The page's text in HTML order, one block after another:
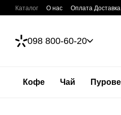
Перейти к основному контенту
Каталог О нас Оплата
098 800-60-20
Кофе Чай